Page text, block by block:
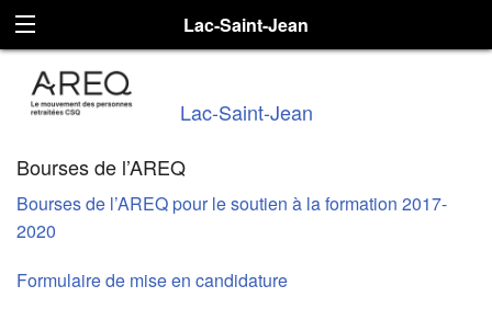
Lac-Saint-Jean
Lac-Saint-Jean
Bourses de l’AREQ
Bourses de l’AREQ pour le soutien à la formation 2017-
2020
Formulaire de mise en candidature